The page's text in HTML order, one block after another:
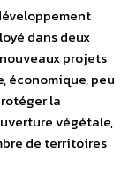
dans deux
projets
économique, peu
la
végétale,
de territoires